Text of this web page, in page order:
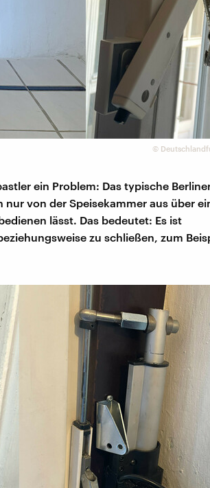
©
ein Problem: Das typische
nur von der Speisekammer aus über
lässt. Das bedeutet: Es ist
zu schließen, zum